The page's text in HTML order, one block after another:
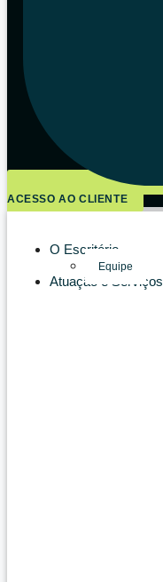
ACESSO AO CLIENTE
O Escritório
Equipe
Atuação e Serviços